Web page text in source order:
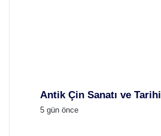
Antik Çin Sanatı ve Tarihi
5 gün önce